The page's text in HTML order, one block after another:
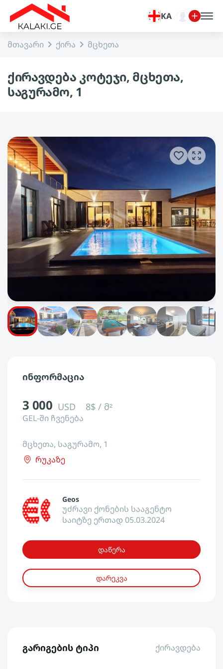
KA
მთავარი ქირა მცხეთა
ქირავდება კოტეჯი, მცხეთა,
საგურამო, 1
ინფორმაცია
3 000 USD 8$ / მ²
GEL-ში ჩვენება
მცხეთა, საგურამო, 1
რუკაზე
Geos
უძრავი ქონების სააგენტო
საიტზე ერთად 05.03.2024
დაწერა
დარეკვა
გარიგების ტიპი ქირავდება